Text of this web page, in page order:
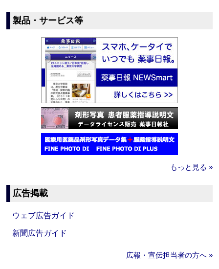
製品・サービス等
もっと見る »
広告掲載
ウェブ広告ガイド
新聞広告ガイド
広報・宣伝担当者の方へ »